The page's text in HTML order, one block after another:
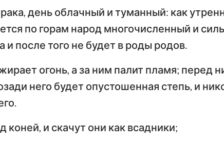
Руфь
2-я Царств
2-я Паралипоменон
Иов
Деяния Апостолов
Первое послание к
Филиппийцам
день облачный и туманный: как
по горам народ многочисленный и
и после того не будет в роды родов.
огонь, а за ним палит пламя; перед
него будет опустошенная степь, и
коней, и скачут они как всадники;